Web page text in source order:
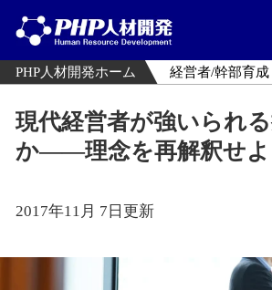
PHP人材開発ホーム 経営者/幹部育成
現代経営者が強いられ
か――理念を再解釈せよ
2017年11月 7日更新